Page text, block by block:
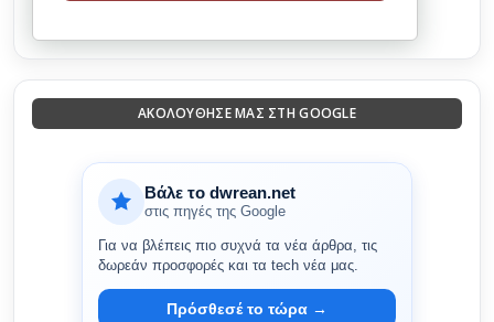
ΑΚΟΛΟΎΘΗΣΈ ΜΑΣ ΣΤΗ GOOGLE
Βάλε το dwrean.net
στις πηγές της Google
Για να βλέπεις πιο συχνά τα νέα άρθρα, τις
δωρεάν προσφορές και τα tech νέα μας.
Πρόσθεσέ το τώρα →